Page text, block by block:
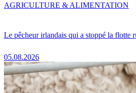
Le pêcheur irlandais qui a stoppé la flotte
05.08.2026
AGRICULTURE & ALIMENTATION